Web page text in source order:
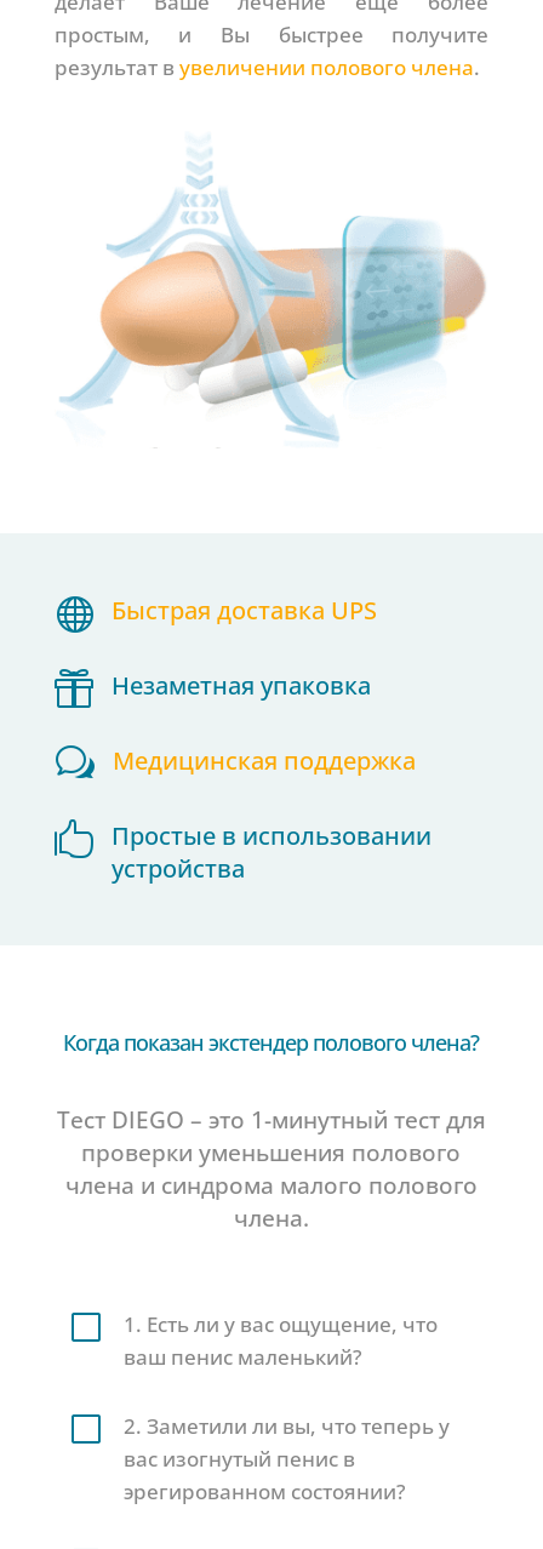
простым, и Вы быстрее получите
результат в увеличении полового члена.
 Быстрая доставка UPS
 Незаметная упаковка
w Медицинская поддержка

Простые в использовании
устройства
Когда показан экстендер полового члена?
Тест DIEGO – это 1-минутный тест для
проверки уменьшения полового
члена и синдрома малого полового
члена.
V
1. Есть ли у вас ощущение, что
ваш пенис маленький?
V
2. Заметили ли вы, что теперь у
вас изогнутый пенис в
эрегированном состоянии?